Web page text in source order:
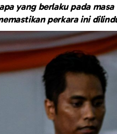
yang berlaku pada
perkara ini